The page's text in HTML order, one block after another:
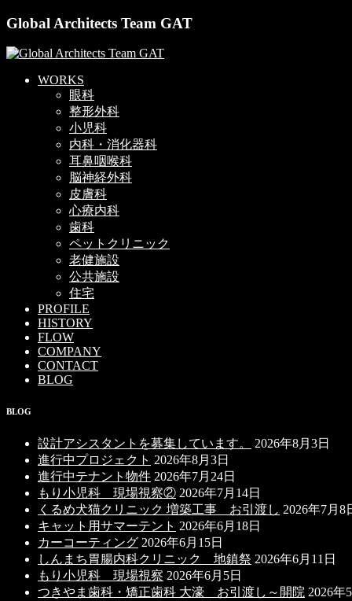
Global Architects Team GAT
WORKS
眼科
整形外科
小児科
内科・消化器科
耳鼻咽喉科
脳神経外科
皮膚科
心療内科
歯科
ペットクリニック
老健施設
公共施設
住宅
PROFILE
HISTORY
FLOW
COMPANY
CONTACT
BLOG
BLOG
設計アシスタントを募集しています。
2026年8月3日
進行中プロジェクト 2026年8月3日
進行中テナント物件 2026年7月24日
もり小児科 現場視察② 2026年7月14日
くるめ犬猫クリニック 増築工事 お引渡し 2026年7月8
キャット用サマーテント 2026年6月18日
カーコーティング 2026年6月15日
しんまち胃腸内科クリニック 地鎮祭 2026年6月11日
もり小児科 現場視察 2026年6月5日
つきやま歯科・矯正歯科 大濠 お引渡し～開院 2026年